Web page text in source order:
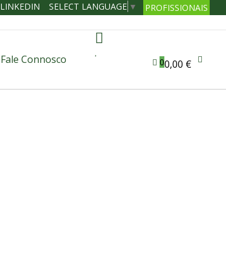
PROFISSIONAIS
SELECT LANGUAGE ▼
LINKEDIN
Fale Connosco 00,00 €